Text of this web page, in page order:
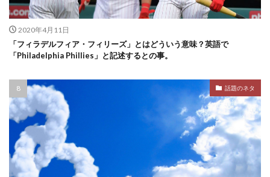
2020年4月11日
「フィラデルフィア・フィリーズ」とはどういう意味？英語で
「Philadelphia Phillies」と記述するとの事。
話題のネタ